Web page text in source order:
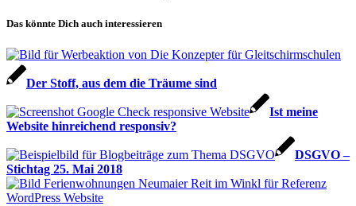
Das könnte Dich auch interessieren
Der Stoff, aus dem die Träume sind
Ist meine
Website hinreichend responsiv?
DSGVO –
Stichtag 25. Mai 2018